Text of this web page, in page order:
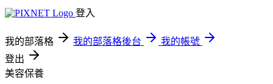
登入
我的部落格 我的部落格後台
我的帳號
登出
美容保養